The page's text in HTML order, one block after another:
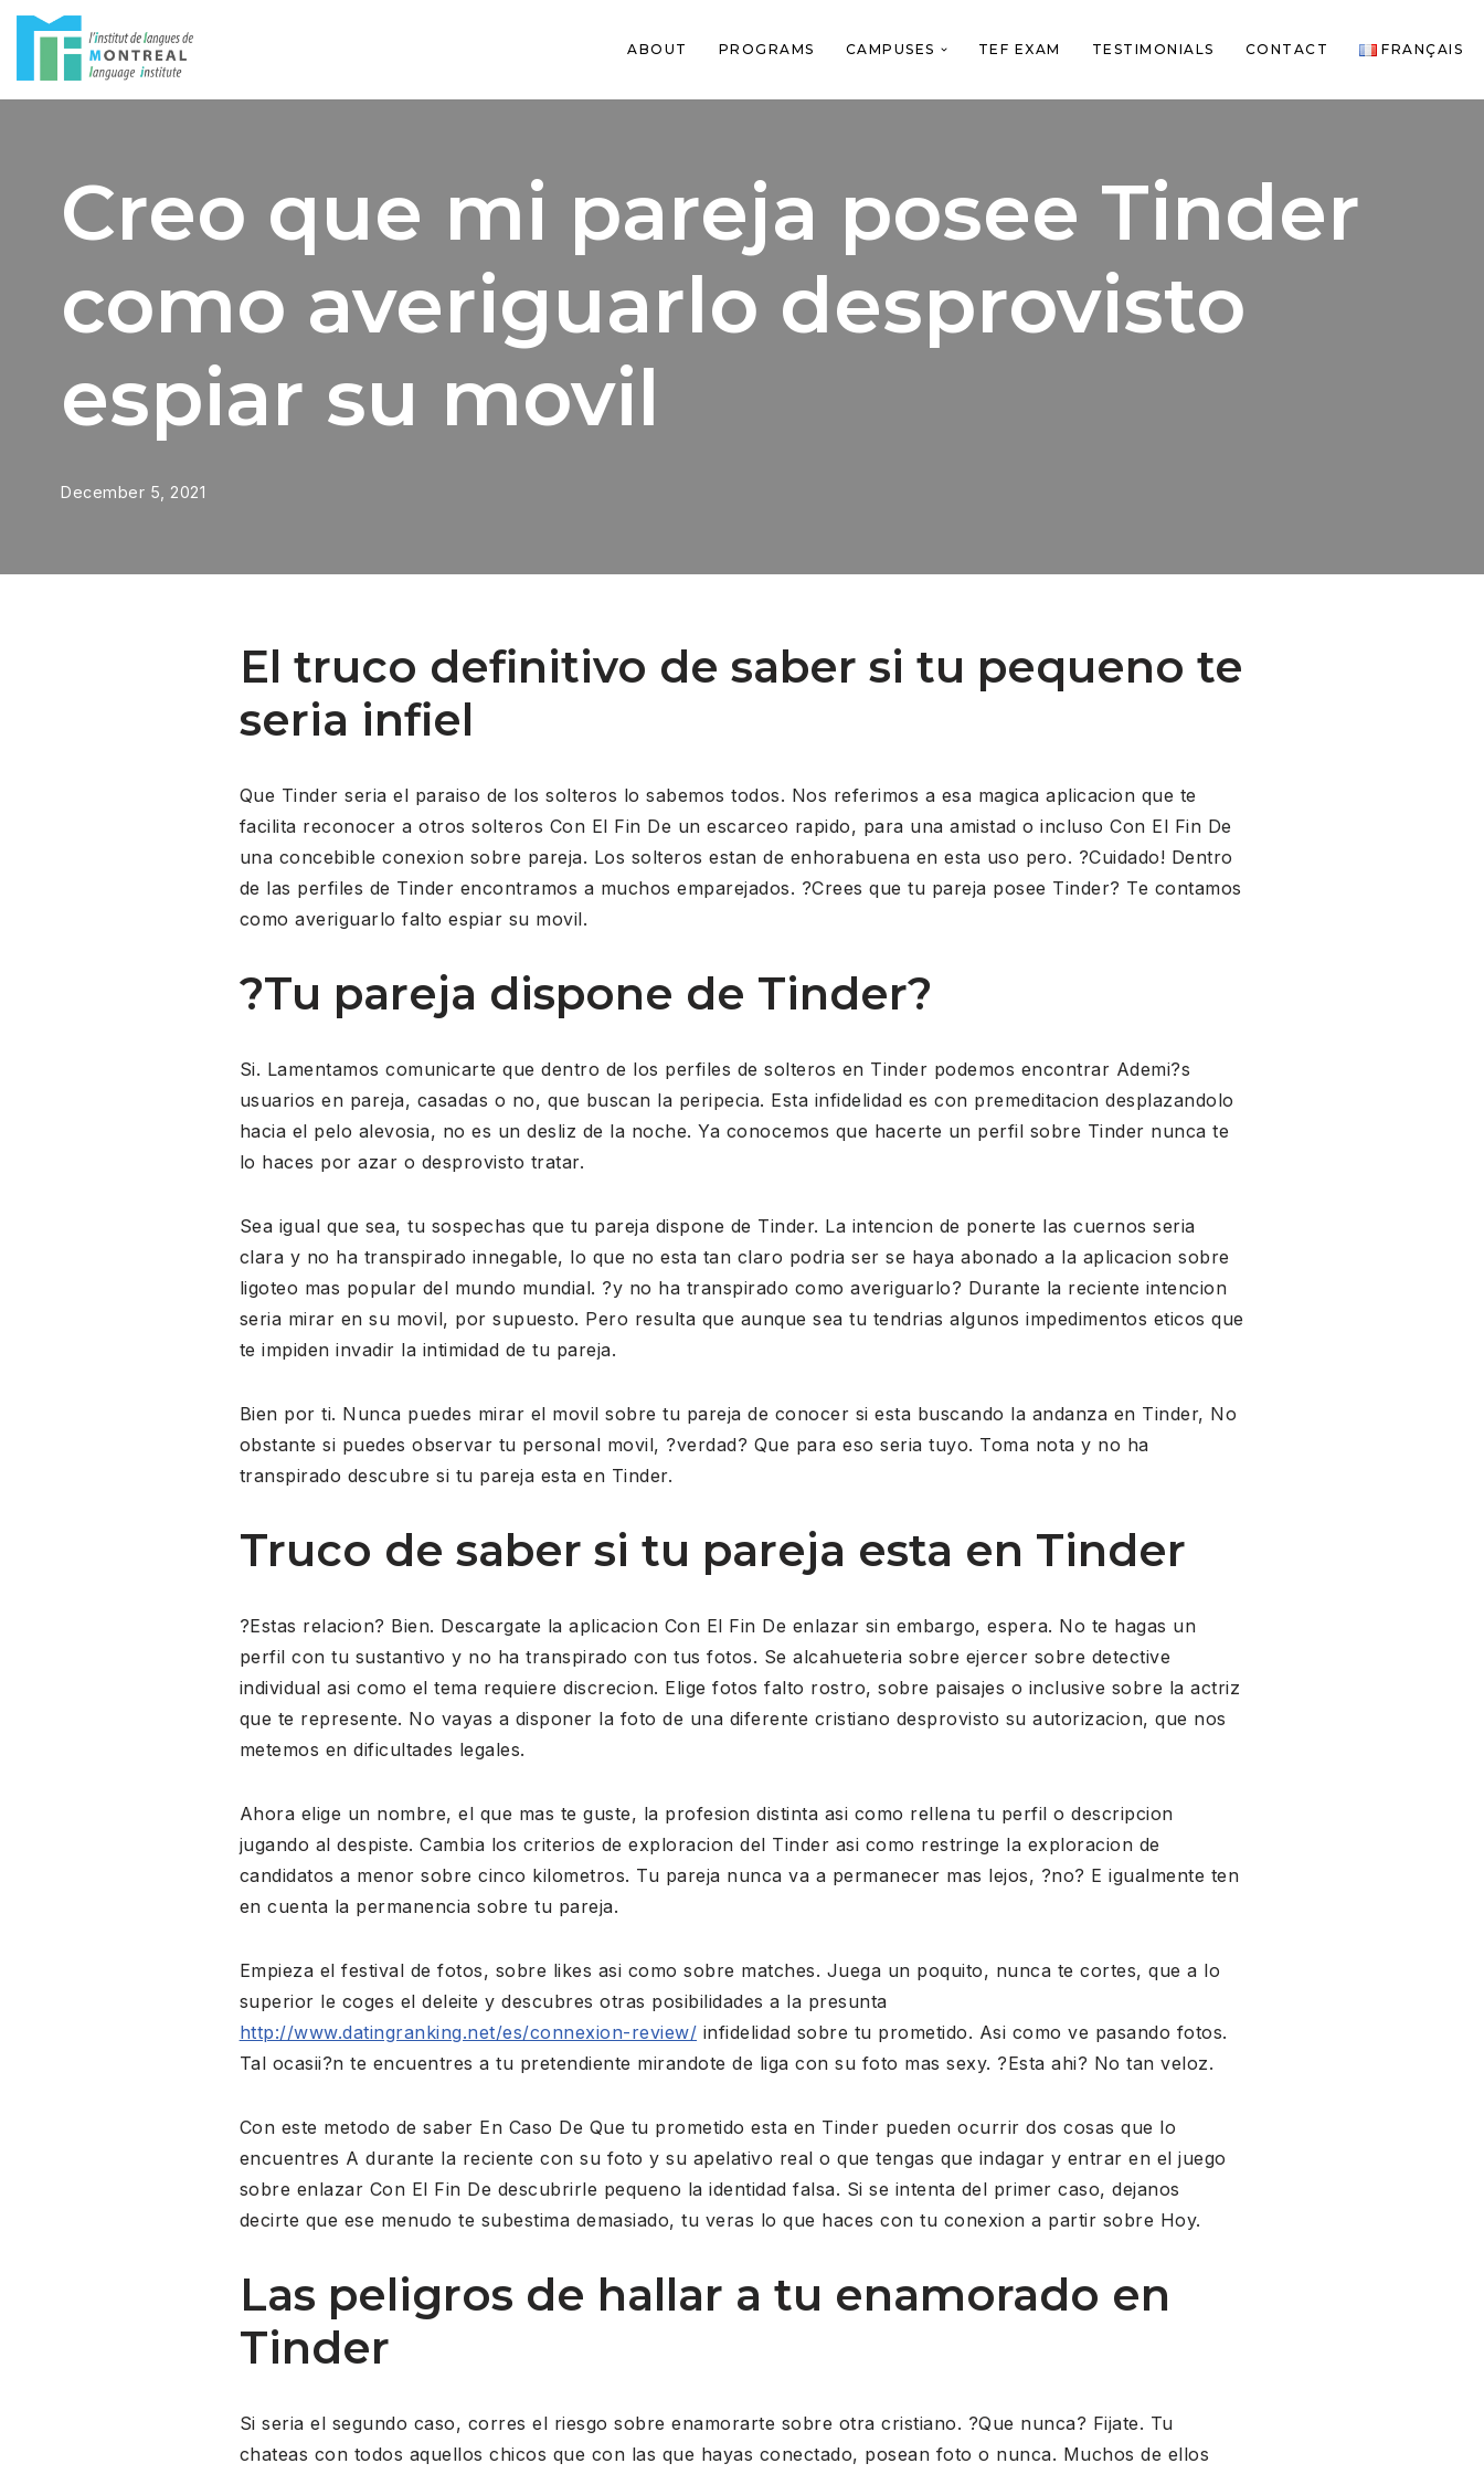
ABOUT PROGRAMS CAMPUSES TEF EXAM TESTIMONIALS CONTACT FRANÇAIS
Creo que mi pareja posee Tinder
como averiguarlo desprovisto
espiar su movil
December 5, 2021
El truco definitivo de saber si tu pequeno te
seri­a infiel
Que Tinder seri­a el paraiso de los solteros lo sabemos todos. Nos referimos a esa magica aplicacion que te
facilita reconocer a otros solteros Con El Fin De un escarceo rapido, para una amistad o incluso Con El Fin De
una concebible conexion sobre pareja. Los solteros estan de enhorabuena en esta uso pero. ?Cuidado! Dentro
de las perfiles de Tinder encontramos a muchos emparejados. ?Crees que tu pareja posee Tinder? Te contamos
como averiguarlo falto espiar su movil.
?Tu pareja dispone de Tinder?
Si. Lamentamos comunicarte que dentro de los perfiles de solteros en Tinder podemos encontrar Ademi?s
usuarios en pareja, casadas o no, que buscan la peripecia. Esta infidelidad es con premeditacion desplazandolo
hacia el pelo alevosia, no es un desliz de la noche. Ya conocemos que hacerte un perfil sobre Tinder nunca te
lo haces por azar o desprovisto tratar.
Sea igual que sea, tu sospechas que tu pareja dispone de Tinder. La intencion de ponerte las cuernos seri­a
clara y no ha transpirado innegable, lo que no esta tan claro podri­a ser se haya abonado a la aplicacion sobre
ligoteo mas popular del mundo mundial. ?y no ha transpirado como averiguarlo? Durante la reciente intencion
seri­a mirar en su movil, por supuesto. Pero resulta que aunque sea tu tendri­as algunos impedimentos eticos que
te impiden invadir la intimidad de tu pareja.
Bien por ti. Nunca puedes mirar el movil sobre tu pareja de conocer si esta buscando la andanza en Tinder, No
obstante si puedes observar tu personal movil, ?verdad? Que para eso seri­a tuyo. Toma nota y no ha
transpirado descubre si tu pareja esta en Tinder.
Truco de saber si tu pareja esta en Tinder
?Estas relacion? Bien. Descargate la aplicacion Con El Fin De enlazar sin embargo, espera. No te hagas un
perfil con tu sustantivo y no ha transpirado con tus fotos. Se alcahueteria sobre ejercer sobre detective
individual asi­ como el tema requiere discrecion. Elige fotos falto rostro, sobre paisajes o inclusive sobre la actriz
que te represente. No vayas a disponer la foto de una diferente cristiano desprovisto su autorizacion, que nos
metemos en dificultades legales.
Ahora elige un nombre, el que mas te guste, la profesion distinta asi­ como rellena tu perfil o descripcion
jugando al despiste. Cambia los criterios de exploracion del Tinder asi­ como restringe la exploracion de
candidatos a menor sobre cinco kilometros. Tu pareja nunca va a permanecer mas lejos, ?no? E igualmente ten
en cuenta la permanencia sobre tu pareja.
Empieza el festival de fotos, sobre likes asi­ como sobre matches. Juega un poquito, nunca te cortes, que a lo
superior le coges el deleite y descubres otras posibilidades a la presunta
http://www.datingranking.net/es/connexion-review/ infidelidad sobre tu prometido. Asi­ como ve pasando fotos.
Tal ocasii?n te encuentres a tu pretendiente mirandote de liga con su foto mas sexy. ?Esta ahi? No tan veloz.
Con este metodo de saber En Caso De Que tu prometido esta en Tinder pueden ocurrir dos cosas que lo
encuentres A durante la reciente con su foto y su apelativo real o que tengas que indagar y entrar en el juego
sobre enlazar Con El Fin De descubrirle pequeno la identidad falsa. Si se intenta del primer caso, dejanos
decirte que ese menudo te subestima demasiado, tu veras lo que haces con tu conexion a partir sobre Hoy.
Las peligros de hallar a tu enamorado en
Tinder
Si seri­a el segundo caso, corres el riesgo sobre enamorarte sobre otra cristiano. ?Que nunca? Fijate. Tu
chateas con todos aquellos chicos que con las que hayas conectado, posean foto o nunca. Muchos de ellos